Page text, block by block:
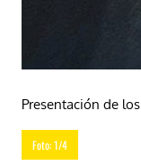
Presentación de
Foto: 1/4